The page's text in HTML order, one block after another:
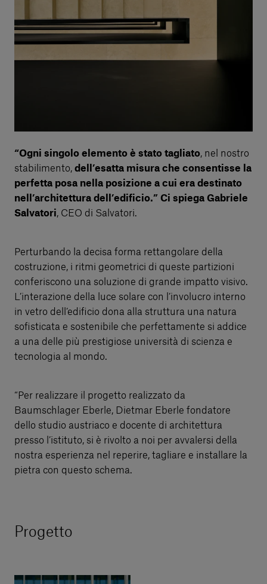
“Ogni singolo elemento è stato tagliato, nel nostro
stabilimento, dell’esatta misura che consentisse la
perfetta posa nella posizione a cui era destinato
nell’architettura dell’edificio.” Ci spiega Gabriele
Salvatori, CEO di Salvatori.
Perturbando la decisa forma rettangolare della
costruzione, i ritmi geometrici di queste partizioni
conferiscono una soluzione di grande impatto visivo.
L’interazione della luce solare con l’involucro interno
in vetro dell’edificio dona alla struttura una natura
sofisticata e sostenibile che perfettamente si addice
a una delle più prestigiose università di scienza e
tecnologia al mondo.
“Per realizzare il progetto realizzato da
Baumschlager Eberle, Dietmar Eberle fondatore
dello studio austriaco e docente di architettura
presso l’istituto, si è rivolto a noi per avvalersi della
nostra esperienza nel reperire, tagliare e installare la
pietra con questo schema.
Progetto